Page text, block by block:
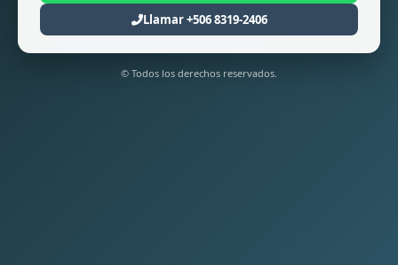
Llamar +506 8319-2406
© Todos los derechos reservados.